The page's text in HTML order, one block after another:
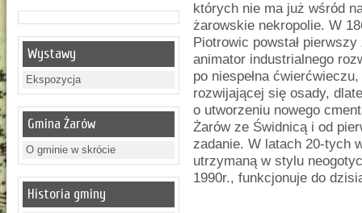
Wystawy
Ekspozycja
Gmina Żarów
O gminie w skrócie
Historia gminy
których nie ma już wśród
żarowskie nekropolie. W
Piotrowic powstał
animator industrialnego
po niespełna
rozwijającej się osady,
o utworzeniu nowego
Żarów ze Świdnicą i od
zadanie. W latach 20-tych
utrzymaną w stylu
1990r., funkcjonuje do